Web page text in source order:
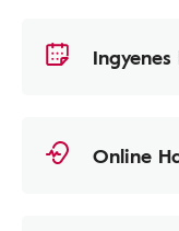
Online